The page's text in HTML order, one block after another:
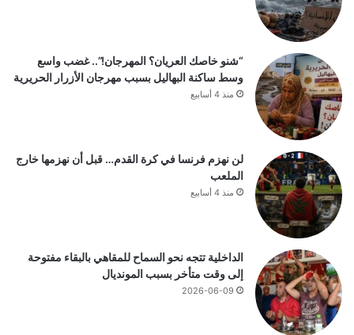
“شنو خاصك العريان؟ المهرجان!”.. غضب واسع
وسط ساكنة البهاليل بسبب مهرجان الأزرار الحريرية
منذ 4 أسابيع
لن نهزم فرنسا في كرة القدم… قبل أن نهزمها خارج
الملعب
منذ 4 أسابيع
الداخلية تتجه نحو السماح للمقاهي بالبقاء مفتوحة
إلى وقت متأخر بسبب المونديال
2026-06-09